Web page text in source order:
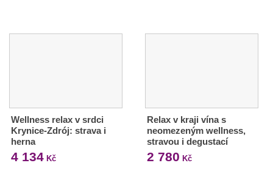
Wellness relax v srdci
Krynice-Zdrój: strava i
herna
4 134 Kč
Relax v kraji vína s
neomezeným wellness,
stravou i degustací
2 780 Kč